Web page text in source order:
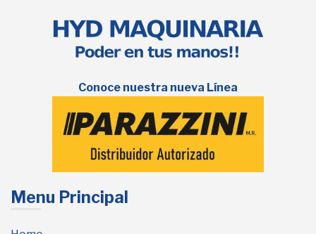
Conoce nuestra nueva Línea
Menu Principal